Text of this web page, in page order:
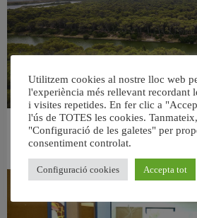
València retira prop de 15.000 litres de residus
Utilitzem cookies al nostre lloc web
l'experiència més rellevant recordant
i visites repetides. En fer clic a
l'ús de TOTES les cookies.
"Configuració de les galetes" per
consentiment controlat.
Configuració cookies Accepta tot